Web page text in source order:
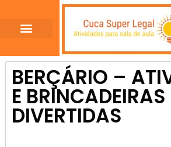
BERÇÁRIO –
E BRINCADEIRAS
DIVERTIDAS